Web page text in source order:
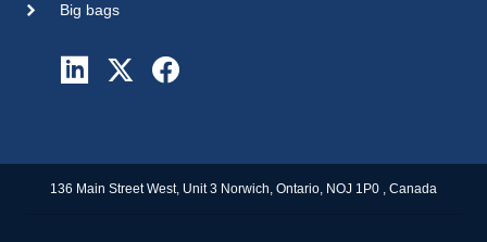
Big bags
136 Main Street West, Unit 3 Norwich, Ontario, NOJ 1P0 , Canada